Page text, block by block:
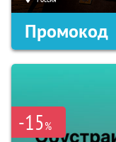
Промокод
-15%